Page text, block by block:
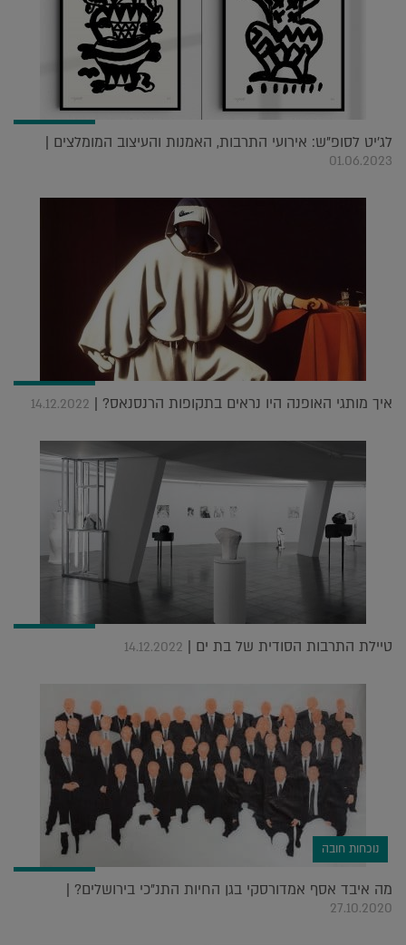
לג'יט לסופ"ש: אירועי התרבות, האמנות והעיצוב המומלצים |
01.06.2023
איך מותגי האופנה היו נראים בתקופות הרנסנאס? | 14.12.2022
טיילת התרבות הסודית של בת ים | 14.12.2022
נוכחות חובה
מה איבד אסף אמדורסקי בגן החיות התנ"כי בירושלים? |
27.10.2020